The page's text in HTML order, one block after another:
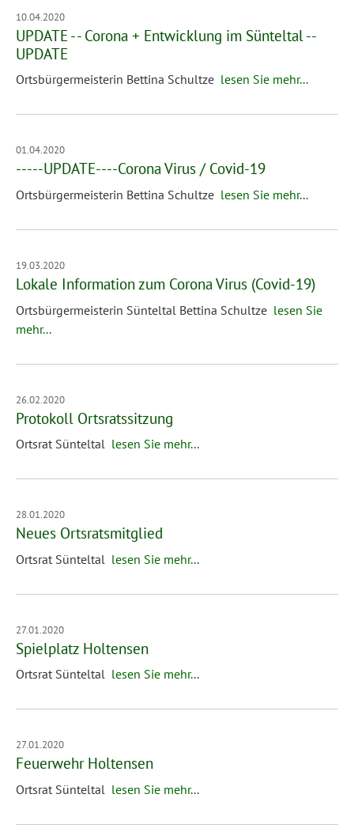
10.04.2020
UPDATE - - Corona + Entwicklung im Sünteltal --
UPDATE
Ortsbürgermeisterin Bettina Schultze lesen Sie mehr...
01.04.2020
-----UPDATE----Corona Virus / Covid-19
Ortsbürgermeisterin Bettina Schultze lesen Sie mehr...
19.03.2020
Lokale Information zum Corona Virus (Covid-19)
Ortsbürgermeisterin Sünteltal Bettina Schultze lesen Sie
mehr...
26.02.2020
Protokoll Ortsratssitzung
Ortsrat Sünteltal lesen Sie mehr...
28.01.2020
Neues Ortsratsmitglied
Ortsrat Sünteltal lesen Sie mehr...
27.01.2020
Spielplatz Holtensen
Ortsrat Sünteltal lesen Sie mehr...
27.01.2020
Feuerwehr Holtensen
Ortsrat Sünteltal lesen Sie mehr...